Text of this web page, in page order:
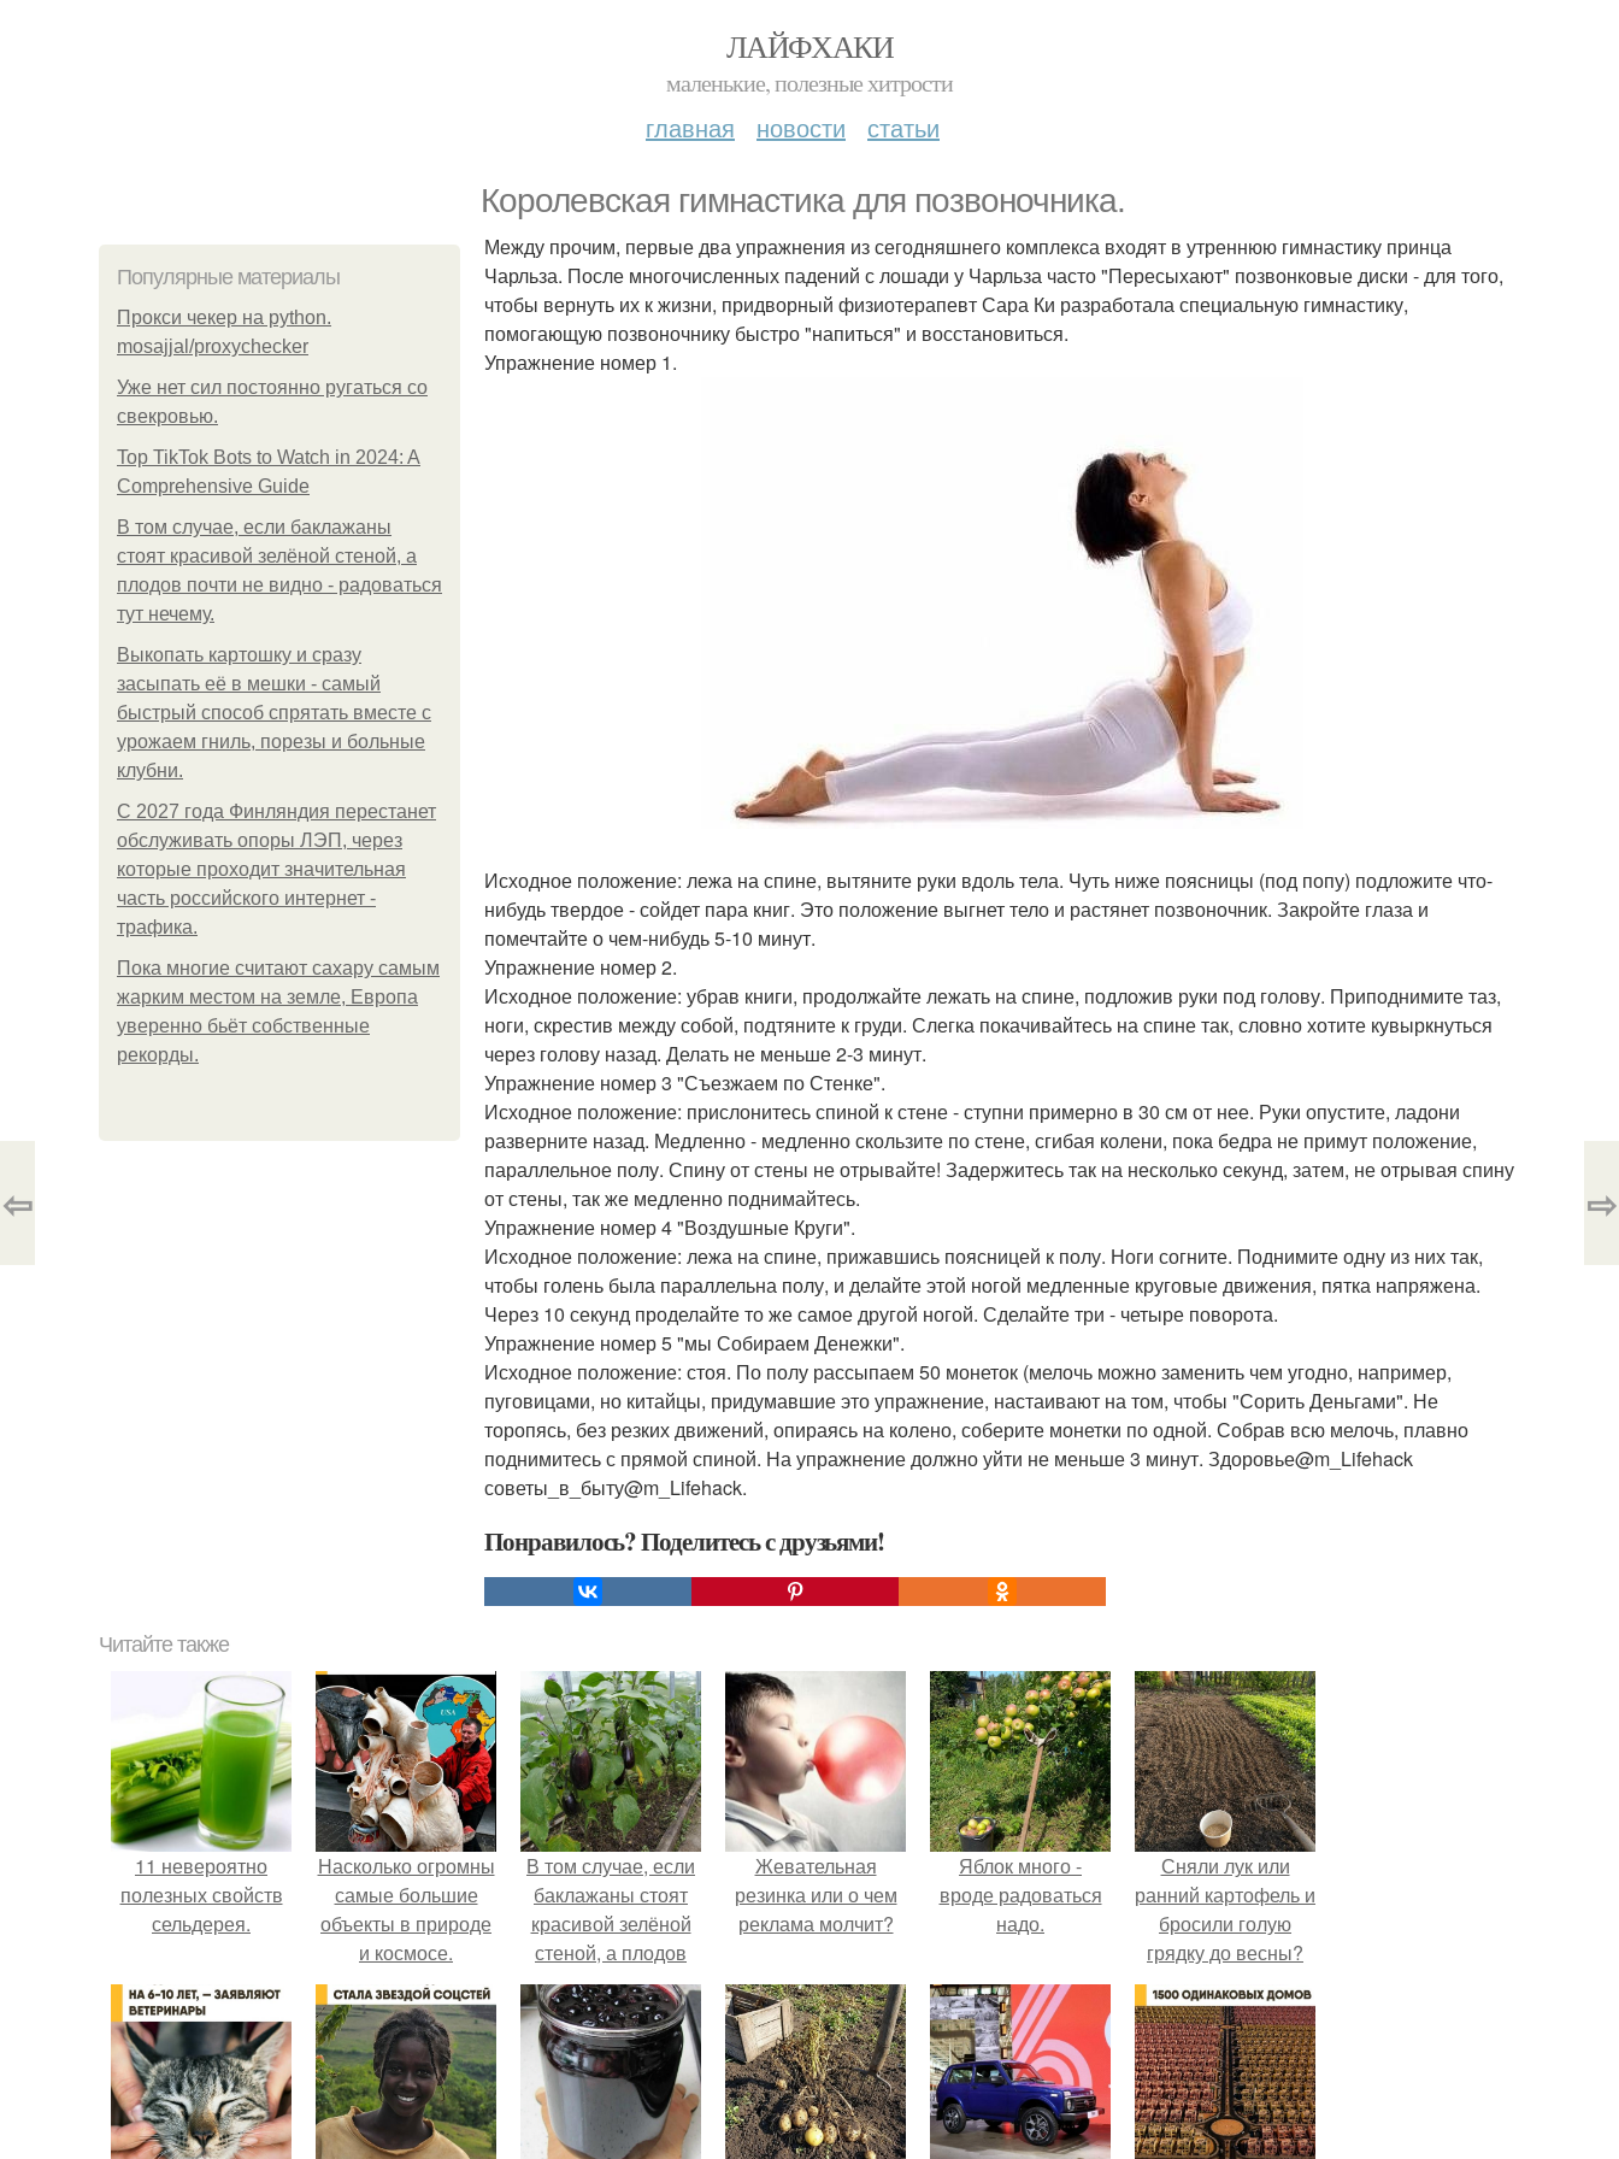
ЛАЙФХАКИ
маленькие, полезные хитрости
главная новости статьи
Королевская гимнастика для позвоночника.
Популярные материалы
Прокси чекер на python.
mosajjal/proxychecker
Уже нет сил постоянно ругаться со
свекровью.
Top TikTok Bots to Watch in 2024: A
Comprehensive Guide
В том случае, если баклажаны
стоят красивой зелёной стеной, а
плодов почти не видно - радоваться
тут нечему.
Выкопать картошку и сразу
засыпать её в мешки - самый
быстрый способ спрятать вместе с
урожаем гниль, порезы и больные
клубни.
С 2027 года Финляндия перестанет
обслуживать опоры ЛЭП, через
которые проходит значительная
часть российского интернет -
трафика.
Пока многие считают сахару самым
жарким местом на земле, Европа
уверенно бьёт собственные
рекорды.
Между прочим, первые два упражнения из сегодняшнего комплекса входят в утреннюю гимнастику принца
Чарльза. После многочисленных падений с лошади у Чарльза часто "Пересыхают" позвонковые диски - для того,
чтобы вернуть их к жизни, придворный физиотерапевт Сара Ки разработала специальную гимнастику,
помогающую позвоночнику быстро "напиться" и восстановиться.
Упражнение номер 1.
Исходное положение: лежа на спине, вытяните руки вдоль тела. Чуть ниже поясницы (под попу) подложите что-
нибудь твердое - сойдет пара книг. Это положение выгнет тело и растянет позвоночник. Закройте глаза и
помечтайте о чем-нибудь 5-10 минут.
Упражнение номер 2.
Исходное положение: убрав книги, продолжайте лежать на спине, подложив руки под голову. Приподнимите таз,
ноги, скрестив между собой, подтяните к груди. Слегка покачивайтесь на спине так, словно хотите кувыркнуться
через голову назад. Делать не меньше 2-3 минут.
Упражнение номер 3 "Съезжаем по Стенке".
Исходное положение: прислонитесь спиной к стене - ступни примерно в 30 см от нее. Руки опустите, ладони
разверните назад. Медленно - медленно скользите по стене, сгибая колени, пока бедра не примут положение,
параллельное полу. Спину от стены не отрывайте! Задержитесь так на несколько секунд, затем, не отрывая спину
от стены, так же медленно поднимайтесь.
Упражнение номер 4 "Воздушные Круги".
Исходное положение: лежа на спине, прижавшись поясницей к полу. Ноги согните. Поднимите одну из них так,
чтобы голень была параллельна полу, и делайте этой ногой медленные круговые движения, пятка напряжена.
Через 10 секунд проделайте то же самое другой ногой. Сделайте три - четыре поворота.
Упражнение номер 5 "мы Собираем Денежки".
Исходное положение: стоя. По полу рассыпаем 50 монеток (мелочь можно заменить чем угодно, например,
пуговицами, но китайцы, придумавшие это упражнение, настаивают на том, чтобы "Сорить Деньгами". Не
торопясь, без резких движений, опираясь на колено, соберите монетки по одной. Собрав всю мелочь, плавно
поднимитесь с прямой спиной. На упражнение должно уйти не меньше 3 минут. Здоровье@m_Lifehack
советы_в_быту@m_Lifehack.
Понравилось? Поделитесь с друзьями!
⇦ ⇨
Читайте также
11 невероятно
полезных свойств
сельдерея.
Насколько огромны
самые большие
объекты в природе
и космосе.
В том случае, если
баклажаны стоят
красивой зелёной
стеной, а плодов
почти не видно -
радоваться тут
нечему.
Жевательная
резинка или о чем
реклама молчит?
Яблок много -
вроде радоваться
надо.
Сняли лук или
ранний картофель и
бросили голую
грядку до весны?